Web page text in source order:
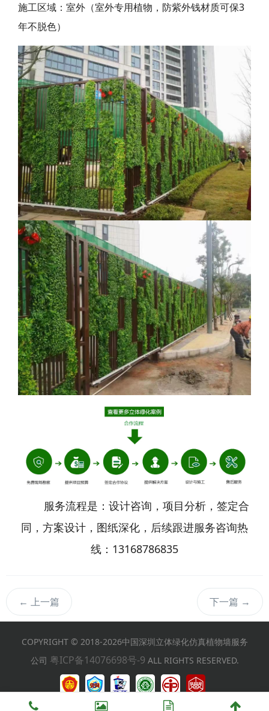
施工区域：室外（室外专用植物，防紫外钱材质可保3
年不脱色）
服务流程是：设计咨询，项目分析，签定合
同，方案设计，图纸深化，后续跟进服务咨询热
线：13168786835
← 上一篇 下一篇 →
COPYRIGHT © 2018-2026中国深圳立体绿化仿真植物墙服务
公司 粤ICP备14076698号-9 ALL RIGHTS RESERVED.